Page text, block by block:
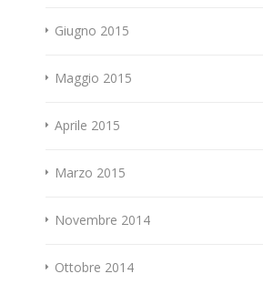
Giugno 2015
Maggio 2015
Aprile 2015
Marzo 2015
Novembre 2014
Ottobre 2014